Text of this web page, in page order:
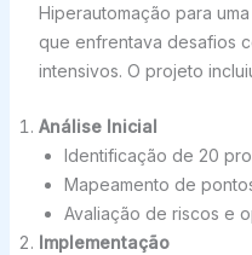
Hiperautomação para
que enfrentava desafios
intensivos. O projeto
Análise Inicial
Identificação de 20
Mapeamento de
Avaliação de riscos e
Implementação